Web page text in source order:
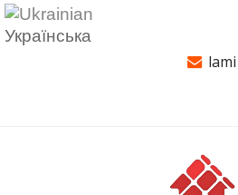
Українська